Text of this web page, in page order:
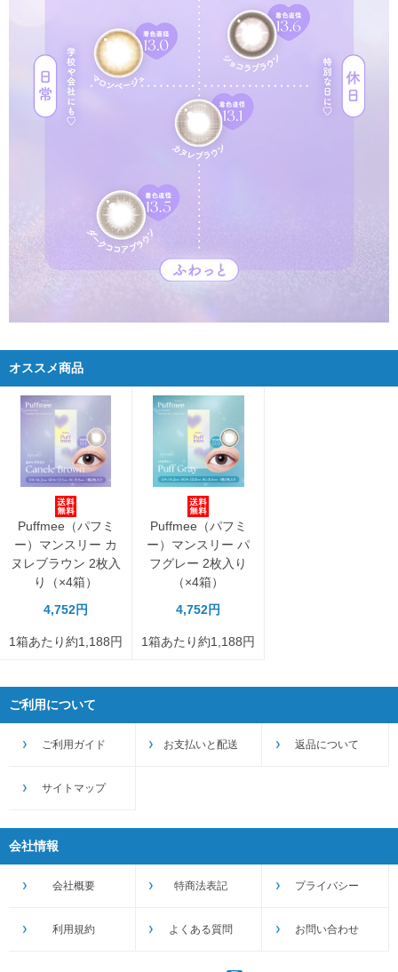
オススメ商品
Puffmee（パフミ
ー）マンスリー カ
ヌレブラウン 2枚入
り（×4箱）
4,752円
1箱あたり約1,188円
Puffmee（パフミ
ー）マンスリー パ
フグレー 2枚入り
（×4箱）
4,752円
1箱あたり約1,188円
ご利用について
ご利用ガイド お支払いと配送 返品について
サイトマップ
会社情報
会社概要 特商法表記 プライバシー
利用規約 よくある質問 お問い合わせ